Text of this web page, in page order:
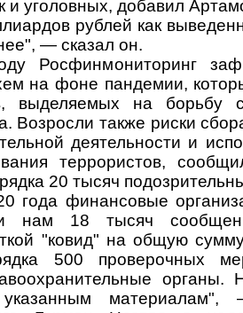
и уголовных, добавил
рублей как
— сказал он.
Росфинмониторинг
на фоне пандемии,
выделяемых на борьбу
Возросли также риски
деятельности и
террористов,
20 тысяч
года финансовые
нам 18 тысяч
"ковид" на общую
500 проверочных
органы.